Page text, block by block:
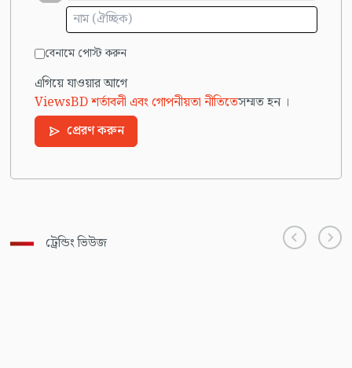
বেনামে পোস্ট করুন
এগিয়ে যাওয়ার আগে
ViewsBD শর্তাবলী এবং গোপনীয়তা নীতিতেসম্মত হন ।
প্রেরণ করুন
ট্রেন্ডিং ভিউজ